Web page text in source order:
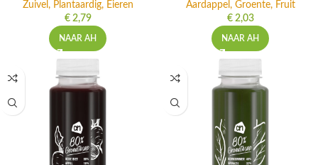
Zuivel, Plantaardig, Eieren
€2,79
NAAR AH
Aardappel, Groente, Fruit
€2,03
NAAR AH